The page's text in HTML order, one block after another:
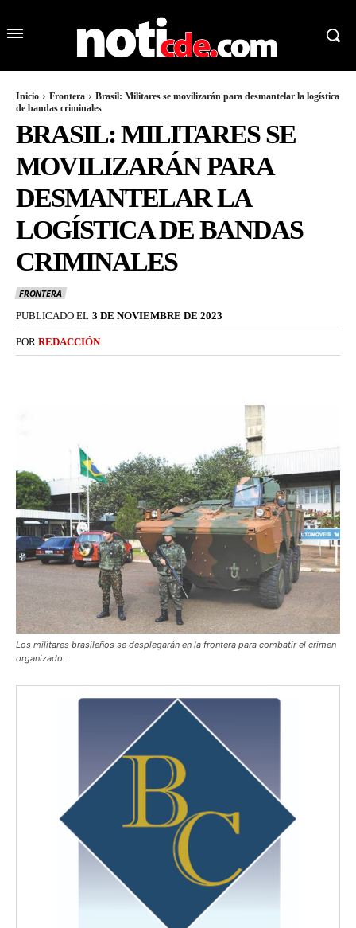
Inicio Frontera
Brasil: Militares se movilizarán para desmantelar la logística
de bandas criminales
BRASIL: MILITARES SE
MOVILIZARÁN PARA
DESMANTELAR LA
LOGÍSTICA DE BANDAS
CRIMINALES
FRONTERA
PUBLICADO EL 3 DE NOVIEMBRE DE 2023
POR REDACCIÓN
Los militares brasileños se desplegarán en la frontera para combatir el crimen
organizado.